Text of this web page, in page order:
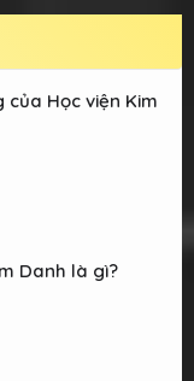
Học viện Kim
Danh là gì?